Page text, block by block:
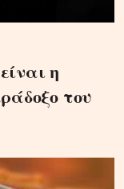
η
του